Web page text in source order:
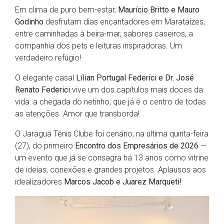
Em clima de puro bem-estar, Maurício Britto e Mauro
Godinho desfrutam dias encantadores em Marataízes,
entre caminhadas à beira-mar, sabores caseiros, a
companhia dos pets e leituras inspiradoras. Um
verdadeiro refúgio!
O elegante casal Lílian Portugal Federici e Dr. José
Renato Federici vive um dos capítulos mais doces da
vida: a chegada do netinho, que já é o centro de todas
as atenções. Amor que transborda!
O Jaraguá Tênis Clube foi cenário, na última quinta-feira
(27), do primeiro Encontro dos Empresários de 2026 —
um evento que já se consagra há 13 anos como vitrine
de ideias, conexões e grandes projetos. Aplausos aos
idealizadores Marcos Jacob e Juarez Marqueti!